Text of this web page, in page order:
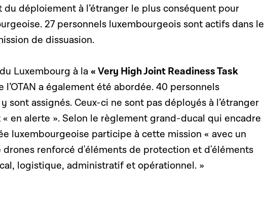
du déploiement à l’étranger le plus conséquent pour
27 personnels luxembourgeois sont actifs dans le
de dissuasion.
Luxembourg à la« Very High Joint Readiness Task
l’OTAN a également été abordée. 40 personnels
sont assignés. Ceux-ci ne sont pas déployés à l’étranger
en alerte ». Selon le règlement grand-ducal qui encadre
luxembourgeoise participe à cette mission « avec un
renforcé d'éléments de protection et d'éléments
logistique, administratif et opérationnel. »